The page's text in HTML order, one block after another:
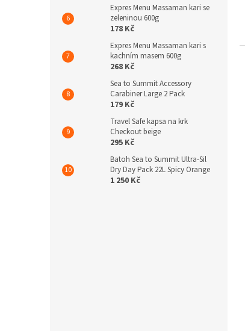
Expres Menu Massaman kari se
zeleninou 600g
178 Kč
Expres Menu Massaman kari s
kachním masem 600g
268 Kč
Sea to Summit Accessory
Carabiner Large 2 Pack
179 Kč
Travel Safe kapsa na krk
Checkout beige
295 Kč
Batoh Sea to Summit Ultra-Sil
Dry Day Pack 22L Spicy Orange
1 250 Kč